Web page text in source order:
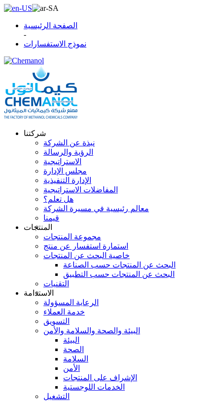
الصفحة الرئيسية
-
نموذج الاستفسارات
شركتنا
نبذة عن الشركة
الرؤية والرسالة
الاستراتيجية
مجلس الإدارة
الإدارة التنفيذية
المفاضلات الاستراتيجية
هل تعلم؟
معالم رئيسية في مسيرة الشركة
قيمنا
المنتجات
مجموعة المنتجات
استمارة استفسار عن منتج
خاصية البحث عن المنتجات
البحث عن المنتجات حسب الصناعة
البحث عن المنتجات حسب التطبيق
التقنيات
الاستدامة
الرعاية المسؤولة
خدمة العملاء
التسويق
البيئة والصحة والسلامة والأمن
البيئة
الصحة
السلامة
الأمن
الإشراف على المنتجات
الخدمات اللوجستية
التشغيل